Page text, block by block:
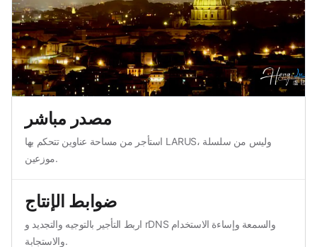
مصدر مباشر
استأجر من مساحة عناوين تتحكم بها LARUS، وليس من سلسلة
موزعين.
ضوابط الإنتاج
اربط التأجير بالتوجيه والتجديد و rDNS والسمعة وإساءة الاستخدام
والاستجابة.